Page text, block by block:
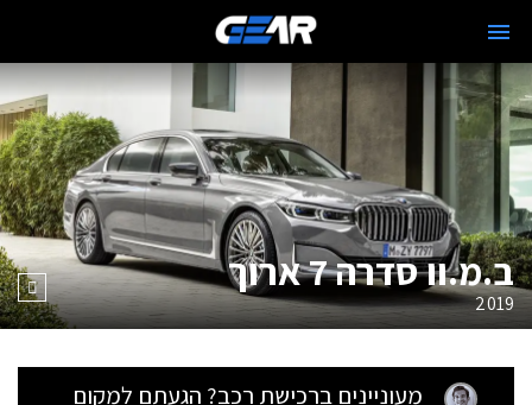
ב.מ.וו סדרה 7 ארוך
2019
מעוניינים ברכישת רכב? הגעתם למקום